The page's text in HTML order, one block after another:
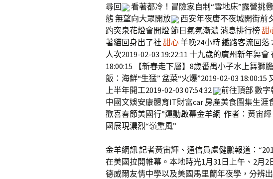
尋回
看著都冷！冒險家自制“雪地床”露營挑
態 無望向大眾開放
西安年夜唐不夜城開街前
趵突泉花燈會開燈 節日氣氛漸濃 消息排行榜甜
著貓回身出了社 甜心羊晚24小時 鐵路客流回落
人次2019-02-03 19:22:11 十九歲的廣州新年舞
18:00:15 【新春走下層】8歲番禺小子水上舞獅
飯：海鮮“生猛” 盆菜“火爆”2019-02-03
上半年開工2019-02-03 07:54:32
前往頂部 數字
中國文娛安康體育IT財富car 房產美食圖集生
歡喜春節美國行”運動啟幕金羊網 作者：黃宙輝
國展現濃烈“嶺熏風”
金羊網訊 記者黃宙輝、通信員盧健鵬報道：
在美國拉開帷幕。本地時光1月31日上午、2月
德威爾友情中學以及美國馬里蘭年夜學，分辨